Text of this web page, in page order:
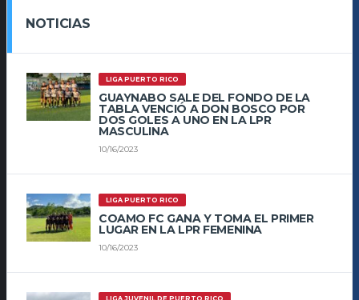
NOTICIAS
LIGA PUERTO RICO
GUAYNABO SALE DEL FONDO DE LA
TABLA VENCIÓ A DON BOSCO POR
DOS GOLES A UNO EN LA LPR
MASCULINA
10/16/2023
LIGA PUERTO RICO
COAMO FC GANA Y TOMA EL PRIMER
LUGAR EN LA LPR FEMENINA
10/16/2023
LIGA JUVENIL DE PUERTO RICO